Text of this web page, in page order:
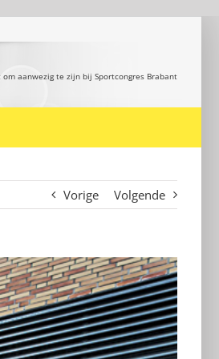
aanwezig te zijn bij Sportcongres Brabant
Vorige Volgende